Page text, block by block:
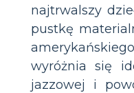
najtrwalszy
pustkę
wyróżnia się
jazzowej i